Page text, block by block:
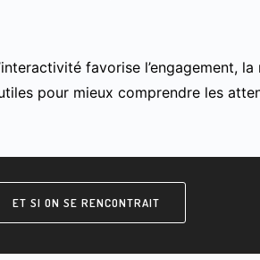
favorise l’engagement,
pour mieux comprendre les
ET SI ON SE RENCONTRAIT